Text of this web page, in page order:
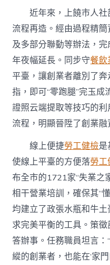
近年來，上饒市人社
流程再造。經由過程精
及多部分聯動等辦法，完
年夜幅延長。同步守餐飲
平臺，讓創業者離別了
指，即可“零跑腿”完玉成
證照云端提取等技巧的
流程，明顯晉陞了創業
線上便捷勞工健檢是
使線上平臺的方便落勞工
布全市的1721家“失業之
相干營業培訓，確保其“
均建立了政張水瓶和牛
求完美平衡的工具。策
答辦事。任務職員坦言
縱的創業者，也能在‘家